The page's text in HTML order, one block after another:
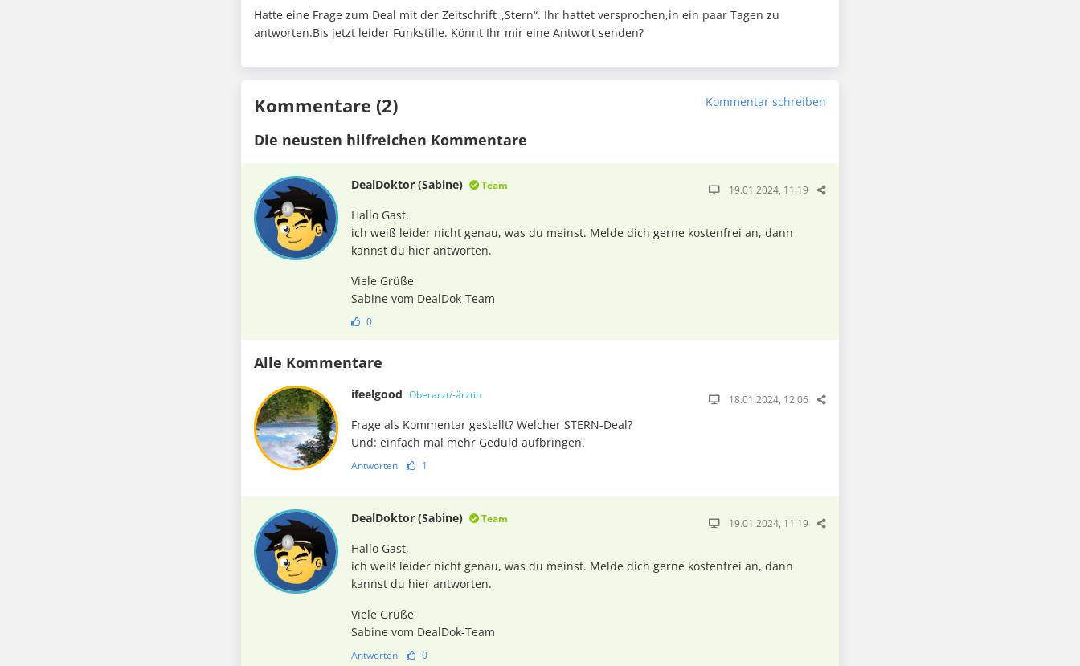
Hatte eine Frage zum Deal mit der Zeitschrift „Stern“. Ihr hattet versprochen,in ein paar Tagen zu
antworten.Bis jetzt leider Funkstille. Könnt Ihr mir eine Antwort senden?
Kommentare (2) Kommentar schreiben
Die neusten hilfreichen Kommentare
DealDoktor (Sabine) Team 19.01.2024, 11:19
Hallo Gast,
ich weiß leider nicht genau, was du meinst. Melde dich gerne kostenfrei an, dann
kannst du hier antworten.
Viele Grüße
Sabine vom DealDok-Team
0
Alle Kommentare
ifeelgood Oberarzt/-ärztin 18.01.2024, 12:06
Frage als Kommentar gestellt? Welcher STERN-Deal?
Und: einfach mal mehr Geduld aufbringen.
Antworten 1
DealDoktor (Sabine) Team 19.01.2024, 11:19
Hallo Gast,
ich weiß leider nicht genau, was du meinst. Melde dich gerne kostenfrei an, dann
kannst du hier antworten.
Viele Grüße
Sabine vom DealDok-Team
Antworten 0